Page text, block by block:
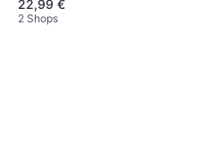
22,99 €
2 Shops